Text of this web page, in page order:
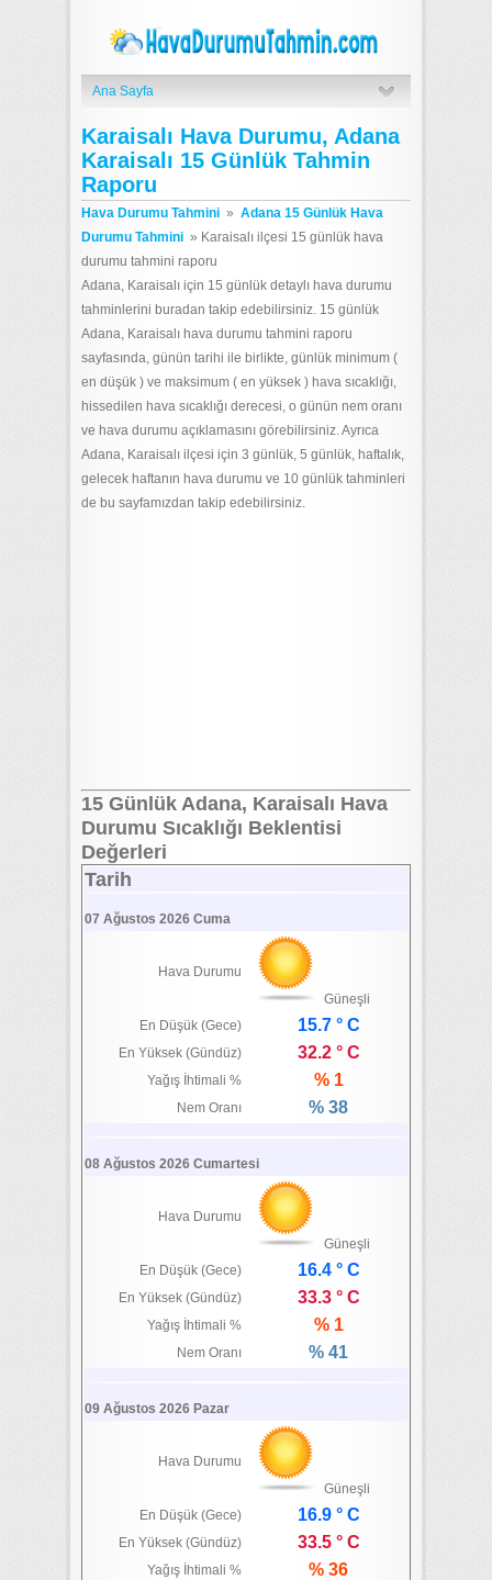
Ana Sayfa
Karaisalı Hava Durumu, Adana
Karaisalı 15 Günlük Tahmin
Raporu
Hava Durumu Tahmini » Adana 15 Günlük Hava
Durumu Tahmini » Karaisalı ilçesi 15 günlük hava
durumu tahmini raporu
Adana, Karaisalı için 15 günlük detaylı hava durumu
tahminlerini buradan takip edebilirsiniz. 15 günlük
Adana, Karaisalı hava durumu tahmini raporu
sayfasında, günün tarihi ile birlikte, günlük minimum (
en düşük ) ve maksimum ( en yüksek ) hava sıcaklığı,
hissedilen hava sıcaklığı derecesi, o günün nem oranı
ve hava durumu açıklamasını görebilirsiniz. Ayrıca
Adana, Karaisalı ilçesi için 3 günlük, 5 günlük, haftalık,
gelecek haftanın hava durumu ve 10 günlük tahminleri
de bu sayfamızdan takip edebilirsiniz.
15 Günlük Adana, Karaisalı Hava
Durumu Sıcaklığı Beklentisi
Değerleri
Tarih
07 Ağustos 2026 Cuma
Hava Durumu
Güneşli
En Düşük (Gece)
15.7 ° C
En Yüksek (Gündüz) 32.2 ° C
Yağış İhtimali % % 1
Nem Oranı % 38
08 Ağustos 2026 Cumartesi
Hava Durumu
Güneşli
En Düşük (Gece)
16.4 ° C
En Yüksek (Gündüz) 33.3 ° C
Yağış İhtimali % % 1
Nem Oranı % 41
09 Ağustos 2026 Pazar
Hava Durumu
Güneşli
En Düşük (Gece)
16.9 ° C
En Yüksek (Gündüz) 33.5 ° C
Yağış İhtimali % % 36